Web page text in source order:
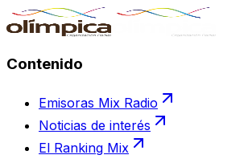
Contenido
Emisoras Mix Radio
Noticias de interés
El Ranking Mix